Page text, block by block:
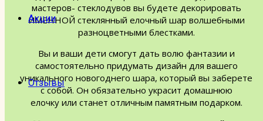
Акции
Отзывы
мастеров- стеклодувов вы будете декорировать
ИМЕННОЙ стеклянный елочный шар волшебными
разноцветными блестками.
Вы и ваши дети смогут дать волю фантазии и
самостоятельно придумать дизайн для вашего
уникального новогоднего шара, который вы заберете
с собой. Он обязательно украсит домашнюю
елочку или станет отличным памятным подарком.